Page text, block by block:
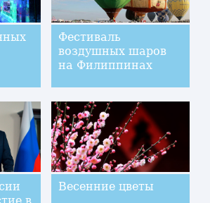
Фестиваль
воздушных шаров
на Филиппинах
Весенние цветы